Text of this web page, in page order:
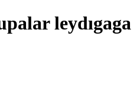
leydıgaga